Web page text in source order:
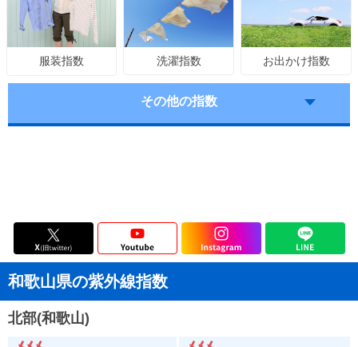
服装指数 洗濯指数 お出かけ指数
その他の指数
和歌山県の紫外線指数
北部(和歌山)